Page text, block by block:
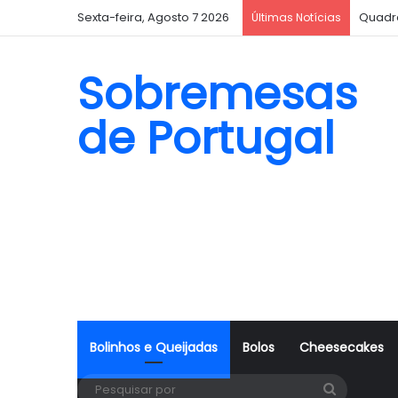
Sexta-feira, Agosto 7 2026 Últimas Notícias
Sobremesas
de Portugal
Bolinhos e Queijadas Bolos Cheesecakes